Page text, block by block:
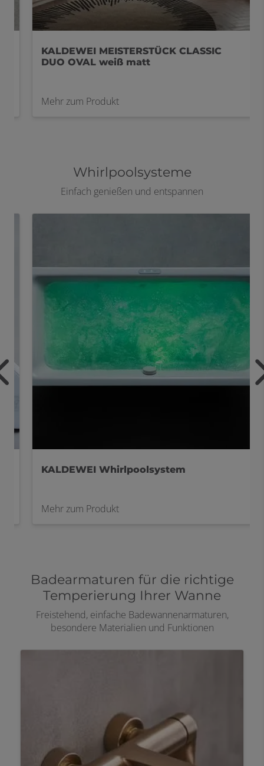
KALDEWEI MEISTERSTÜCK CLASSIC
DUO OVAL weiß matt
Mehr zum Produkt
Whirlpoolsysteme
Einfach genießen und entspannen
KALDEWEI Whirlpoolsystem
Mehr zum Produkt
Badearmaturen für die richtige
Temperierung Ihrer Wanne
Freistehend, einfache Badewannenarmaturen,
besondere Materialien und Funktionen